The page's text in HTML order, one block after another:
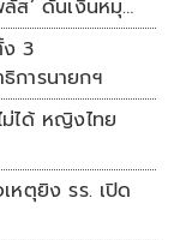
ส’ ดันเงินหมุน
3
ธิการนายกฯ
ม่ได้ หญิงไทย
หตุยิง รร. เปิด